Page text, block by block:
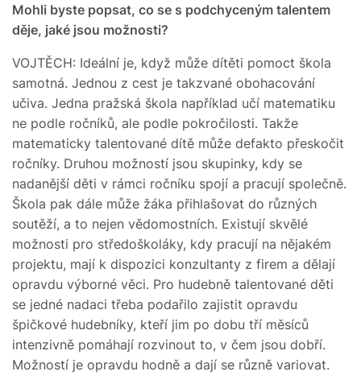
Mohli byste popsat, co se s podchyceným talentem
děje, jaké jsou možnosti?
VOJTĚCH: Ideální je, když může dítěti pomoct škola
samotná. Jednou z cest je takzvané obohacování
učiva. Jedna pražská škola například učí matematiku
ne podle ročníků, ale podle pokročilosti. Takže
matematicky talentované dítě může defakto přeskočit
ročníky. Druhou možností jsou skupinky, kdy se
nadanější děti v rámci ročníku spojí a pracují společně.
Škola pak dále může žáka přihlašovat do různých
soutěží, a to nejen vědomostních. Existují skvělé
možnosti pro středoškoláky, kdy pracují na nějakém
projektu, mají k dispozici konzultanty z firem a dělají
opravdu výborné věci. Pro hudebně talentované děti
se jedné nadaci třeba podařilo zajistit opravdu
špičkové hudebníky, kteří jim po dobu tří měsíců
intenzivně pomáhají rozvinout to, v čem jsou dobří.
Možností je opravdu hodně a dají se různě variovat.